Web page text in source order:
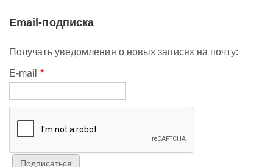
Email-подписка
Получать уведомления о новых записях на почту:
E-mail *